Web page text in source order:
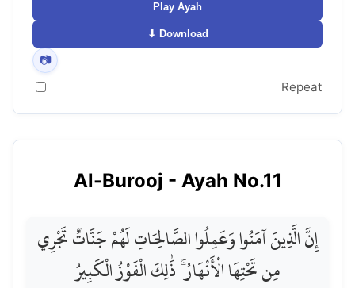
Play Ayah
⬇ Download
📷
Repeat
Al-Burooj - Ayah No.11
إِنَّ الَّذِينَ آمَنُوا وَعَمِلُوا الصَّالِحَاتِ لَهُمْ جَنَّاتٌ تَجْرِي
مِن تَحْتِهَا الْأَنْهَارُ ۚ ذَٰلِكَ الْفَوْزُ الْكَبِيرُ